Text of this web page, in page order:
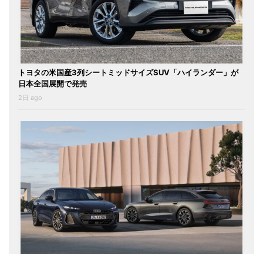
トヨタの米国産3列シートミッドサイズSUV「ハイランダー」が
日本全国展開で発売
2日 ago